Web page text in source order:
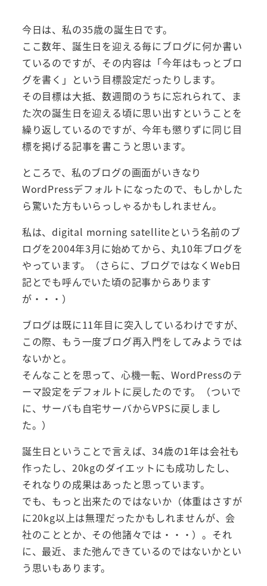
今日は、私の35歳の誕生日です。
ここ数年、誕生日を迎える毎にブログに何か書い
ているのですが、その内容は「今年はもっとブロ
グを書く」という目標設定だったりします。
その目標は大抵、数週間のうちに忘れられて、ま
た次の誕生日を迎える頃に思い出すということを
繰り返しているのですが、今年も懲りずに同じ目
標を掲げる記事を書こうと思います。
ところで、私のブログの画面がいきなり
WordPressデフォルトになったので、もしかした
ら驚いた方もいらっしゃるかもしれません。
私は、digital morning satelliteという名前のブ
ログを2004年3月に始めてから、丸10年ブログを
やっています。（さらに、ブログではなくWeb日
記とでも呼んでいた頃の記事からあります
が・・・）
ブログは既に11年目に突入しているわけですが、
この際、もう一度ブログ再入門をしてみようでは
ないかと。
そんなことを思って、心機一転、WordPressのテ
ーマ設定をデフォルトに戻したのです。（ついで
に、サーバも自宅サーバからVPSに戻しまし
た。）
誕生日ということで言えば、34歳の1年は会社も
作ったし、20kgのダイエットにも成功したし、
それなりの成果はあったと思っています。
でも、もっと出来たのではないか（体重はさすが
に20kg以上は無理だったかもしれませんが、会
社のこととか、その他諸々では・・・）。それ
に、最近、また弛んできているのではないかとい
う思いもあります。